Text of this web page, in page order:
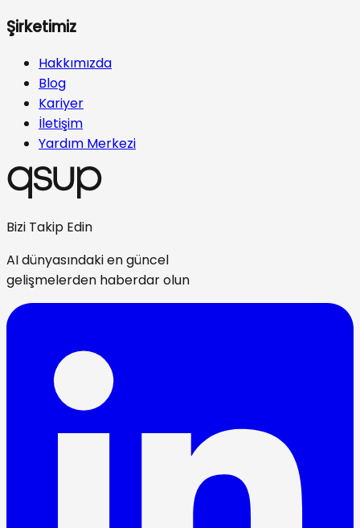
Şirketimiz
Hakkımızda
Blog
Kariyer
İletişim
Yardım Merkezi
Bizi Takip Edin
AI dünyasındaki en güncel
gelişmelerden haberdar olun